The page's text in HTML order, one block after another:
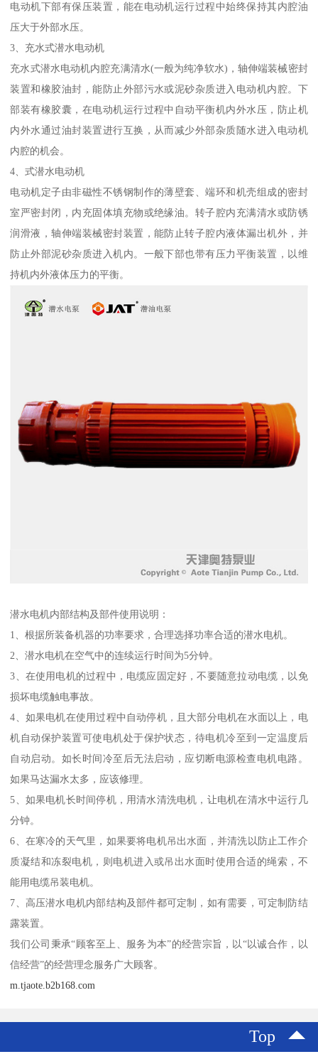
电动机下部有保压装置，能在电动机运行过程中始终保持其内腔油
压大于外部水压。
3、充水式潜水电动机
充水式潜水电动机内腔充满清水(一般为纯净软水)，轴伸端装械密封
装置和橡胶油封，能防止外部污水或泥砂杂质进入电动机内腔。下
部装有橡胶囊，在电动机运行过程中自动平衡机内外水压，防止机
内外水通过油封装置进行互换，从而减少外部杂质随水进入电动机
内腔的机会。
4、式潜水电动机
电动机定子由非磁性不锈钢制作的薄壁套、端环和机壳组成的密封
室严密封闭，内充固体填充物或绝缘油。转子腔内充满清水或防锈
润滑液，轴伸端装械密封装置，能防止转子腔内液体漏出机外，并
防止外部泥砂杂质进入机内。一般下部也带有压力平衡装置，以维
持机内外液体压力的平衡。
潜水电机内部结构及部件使用说明：
1、根据所装备机器的功率要求，合理选择功率合适的潜水电机。
2、潜水电机在空气中的连续运行时间为5分钟。
3、在使用电机的过程中，电缆应固定好，不要随意拉动电缆，以免
损坏电缆触电事故。
4、如果电机在使用过程中自动停机，且大部分电机在水面以上，电
机自动保护装置可使电机处于保护状态，待电机冷至到一定温度后
自动启动。如长时间冷至后无法启动，应切断电源检查电机电路。
如果马达漏水太多，应该修理。
5、如果电机长时间停机，用清水清洗电机，让电机在清水中运行几
分钟。
6、在寒冷的天气里，如果要将电机吊出水面，并清洗以防止工作介
质凝结和冻裂电机，则电机进入或吊出水面时使用合适的绳索，不
能用电缆吊装电机。
7、高压潜水电机内部结构及部件都可定制，如有需要，可定制防结
露装置。
我们公司秉承“顾客至上、服务为本”的经营宗旨，以“以诚合作，以
信经营”的经营理念服务广大顾客。
m.tjaote.b2b168.com
Top